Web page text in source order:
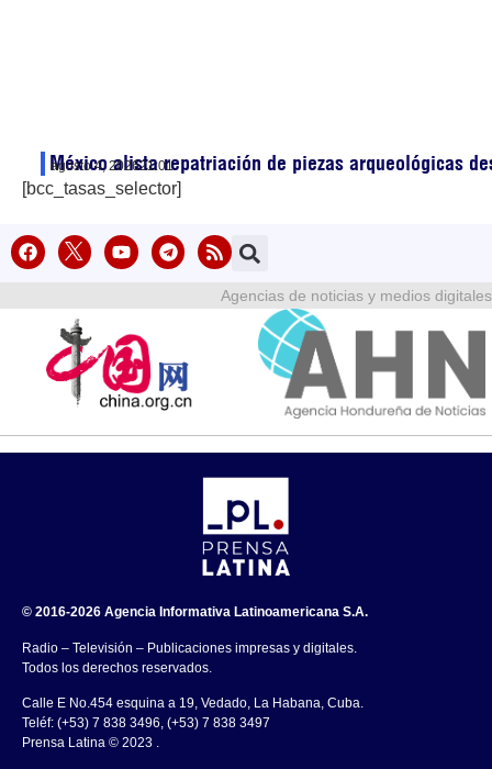
México alista repatriación de piezas arqueológicas
agosto 4, 202621:01
[bcc_tasas_selector]
Agencias de noticias y medios digitales
© 2016-2026 Agencia Informativa Latinoamericana S.A.
Radio – Televisión – Publicaciones impresas y digitales.
Todos los derechos reservados.
Calle E No.454 esquina a 19, Vedado, La Habana, Cuba.
Teléf: (+53) 7 838 3496, (+53) 7 838 3497
Prensa Latina © 2023 .